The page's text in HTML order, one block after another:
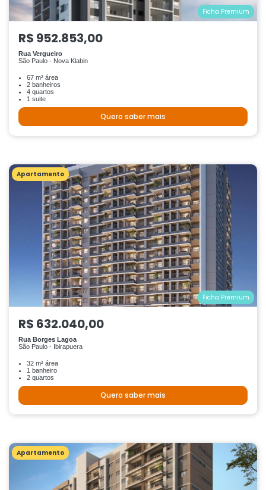
Ficha Premium
R$ 952.853,00
Rua Vergueiro
São Paulo - Nova Klabin
67 m² área
2 banheiros
4 quartos
1 suite
Quero saber mais
Apartamento
Ficha Premium
R$ 632.040,00
Rua Borges Lagoa
São Paulo - Ibirapuera
32 m² área
1 banheiro
2 quartos
Quero saber mais
Apartamento